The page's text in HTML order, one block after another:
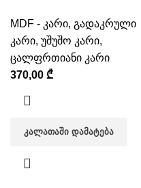
MDF - კარი, გადაკრული
კარი, უშუშო კარი,
ცალფრთიანი კარი
370,00 ₾
ᲙᲐᲚᲐᲗᲐᲨᲘ ᲓᲐᲛᲐᲢᲔᲑᲐ